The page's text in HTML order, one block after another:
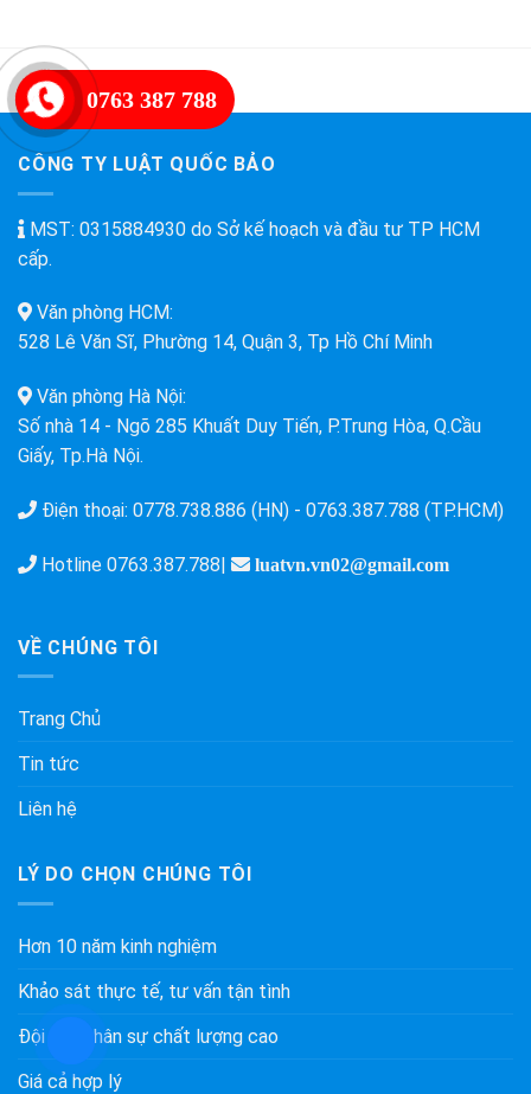
CÔNG TY LUẬT QUỐC BẢO
MST: 0315884930 do Sở kế hoạch và đầu tư TP HCM
cấp.
Văn phòng HCM:
528 Lê Văn Sĩ, Phường 14, Quận 3, Tp Hồ Chí Minh
Văn phòng Hà Nội:
Số nhà 14 - Ngõ 285 Khuất Duy Tiến, P.Trung Hòa, Q.Cầu
Giấy, Tp.Hà Nội.
Điện thoại: 0778.738.886 (HN) - 0763.387.788 (TP.HCM)
Hotline 0763.387.788| luatvn.vn02@gmail.com
VỀ CHÚNG TÔI
Trang Chủ
Tin tức
Liên hệ
LÝ DO CHỌN CHÚNG TÔI
Hơn 10 năm kinh nghiệm
Khảo sát thực tế, tư vấn tận tình
Đội ngũ nhân sự chất lượng cao
Giá cả hợp lý
0763 387 788